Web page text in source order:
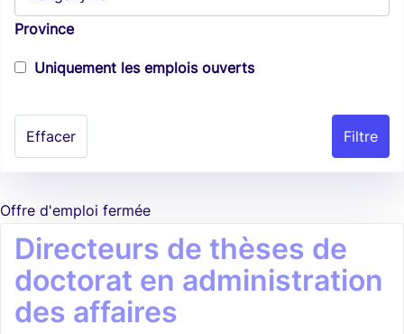
Province
Uniquement les emplois ouverts
Effacer
Offre d'emploi fermée
Directeurs de thèses de
doctorat en administration
des affaires